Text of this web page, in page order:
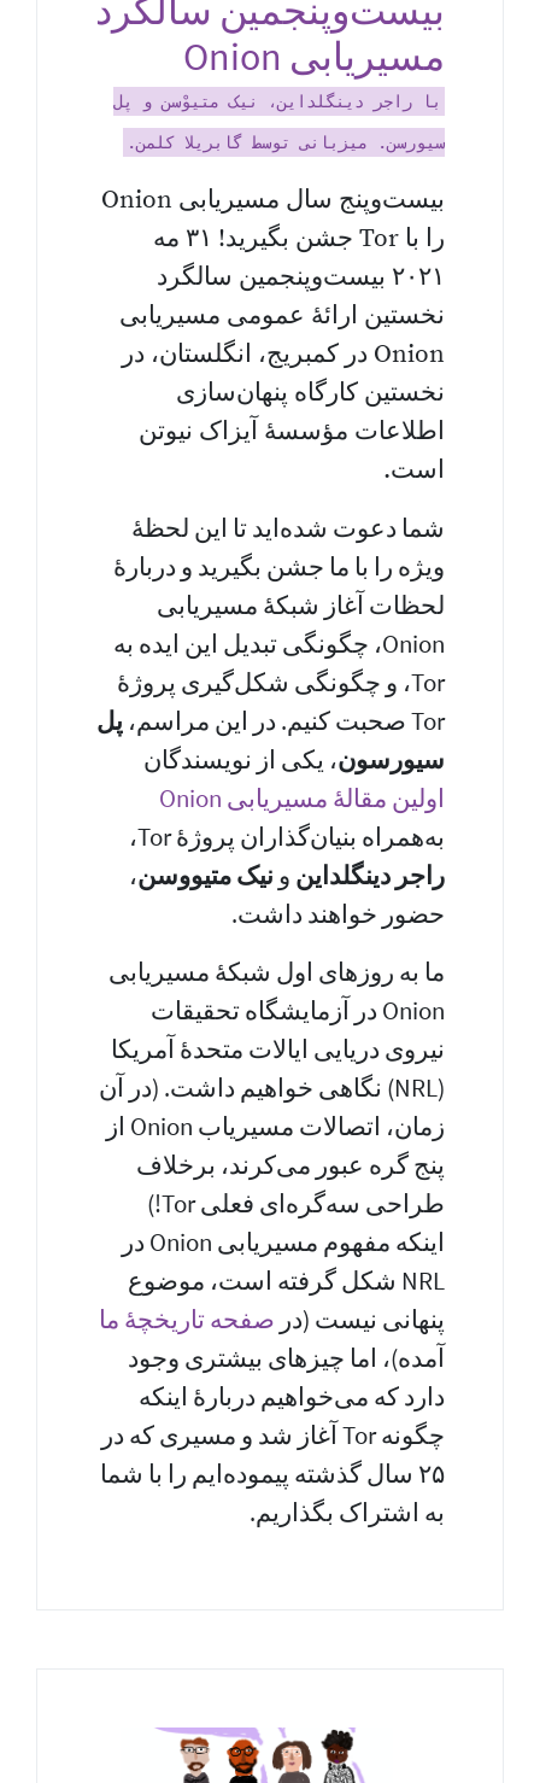
بیست‌وپنجمین سالگرد
مسیر‌یابی Onion
با راجر دینگلداین، نیک متیوْسن و پل
سیورسن. میزبانی توسط گابریلا کلمن.
بیست‌وپنج سال مسیریابی Onion
را با Tor جشن بگیرید! ۳۱ مه
۲۰۲۱ بیست‌وپنجمین سالگرد
نخستین ارائهٔ عمومی مسیریابی
Onion در کمبریج، انگلستان، در
نخستین کارگاه پنهان‌سازی
اطلاعات مؤسسهٔ آیزاک نیوتن
است.
شما دعوت شده‌اید تا این لحظه‌ٔ
ویژه را با ما جشن بگیرید و دربارهٔ
لحظات آغاز شبکهٔ مسیر‌یابی
Onion، چگونگی تبدیل این ایده به
Tor، و چگونگی شکل‌گیری پروژهٔ
Tor صحبت کنیم. در این مراسم،
پل
سیورسون، یکی از نویسندگان
اولین مقالهٔ مسیر‌یابی Onion
به‌همراه بنیان‌گذاران پروژهٔ Tor،
راجر دینگلداین و نیک متیووسن،
حضور خواهند داشت.
ما به روزهای اول شبکهٔ مسیریابی
Onion در آزمایشگاه تحقیقات
نیروی دریایی ایالات متحدهٔ آمریکا
(NRL) نگاهی خواهیم داشت. (در آن
زمان، اتصالات مسیریاب Onion از
پنج گره عبور می‌کرند، برخلاف
طراحی سه‌گره‌ای فعلی Tor!)
اینکه مفهوم مسیریابی Onion در
NRL شکل گرفته است، موضوع
پنهانی نیست (در صفحه تاریخچهٔ ما
آمده)، اما چیزهای بیشتری وجود
دارد که می‌خواهیم دربارهٔ اینکه
چگونه Tor آغاز شد و مسیری که در
۲۵ سال گذشته پیموده‌ایم را با شما
به اشتراک بگذاریم.